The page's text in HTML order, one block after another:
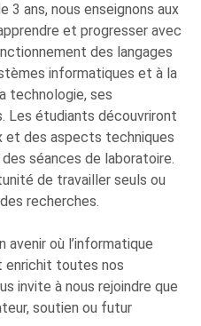
3 ans, nous enseignons aux
et progresser avec
des langages
informatiques et à la
technologie, ses
Les étudiants découvriront
des aspects techniques
séances de laboratoire.
de travailler seuls ou
recherches.
avenir où l’informatique
enrichit toutes nos
invite à nous rejoindre que
soutien ou futur